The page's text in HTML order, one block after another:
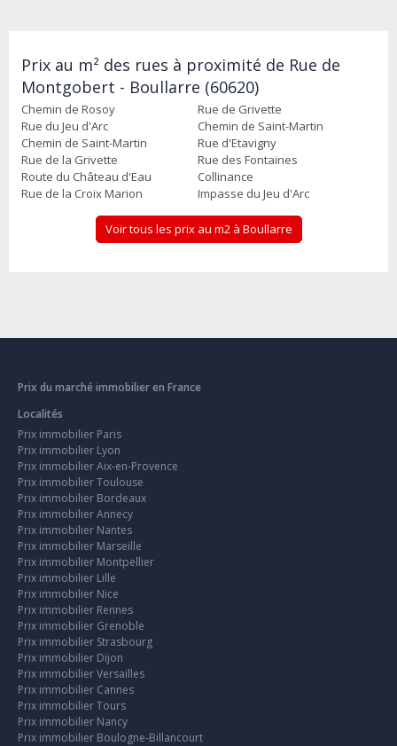
Prix au m² des rues à proximité de Rue de
Montgobert - Boullarre (60620)
Chemin de Rosoy
Rue de Grivette
Rue du Jeu d'Arc
Chemin de Saint-Martin
Chemin de Saint-Martin
Rue d'Etavigny
Rue de la Grivette
Rue des Fontaines
Route du Château d'Eau
Collinance
Rue de la Croix Marion
Impasse du Jeu d'Arc
Voir tous les prix au m2 à Boullarre
Prix du marché immobilier en France
Localités
Prix immobilier Paris
Prix immobilier Lyon
Prix immobilier Aix-en-Provence
Prix immobilier Toulouse
Prix immobilier Bordeaux
Prix immobilier Annecy
Prix immobilier Nantes
Prix immobilier Marseille
Prix immobilier Montpellier
Prix immobilier Lille
Prix immobilier Nice
Prix immobilier Rennes
Prix immobilier Grenoble
Prix immobilier Strasbourg
Prix immobilier Dijon
Prix immobilier Versailles
Prix immobilier Cannes
Prix immobilier Tours
Prix immobilier Nancy
Prix immobilier Boulogne-Billancourt